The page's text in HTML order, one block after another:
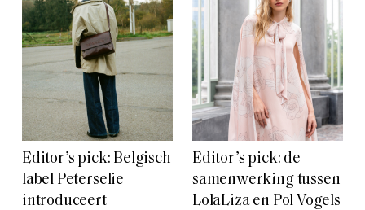
Editor’s pick: Belgisch
label Peterselie
introduceert
Editor’s pick: de
samenwerking tussen
LolaLiza en Pol Vogels